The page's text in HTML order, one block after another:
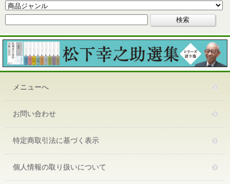
メニューへ
お問い合わせ
特定商取引法に基づく表示
個人情報の取り扱いについて